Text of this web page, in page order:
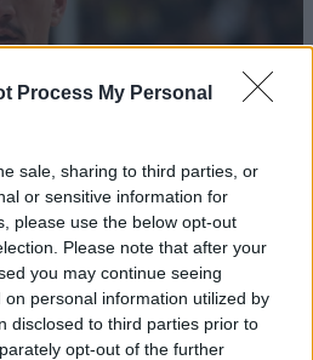
Process My Personal
sale, sharing to third parties, or
or sensitive information for
please use the below opt-out
Please note that after your
you may continue seeing
personal information utilized by
disclosed to third parties prior to
opt-out of the further
ο Λαρεντζάκης και
ομάδα-έκπληξη!